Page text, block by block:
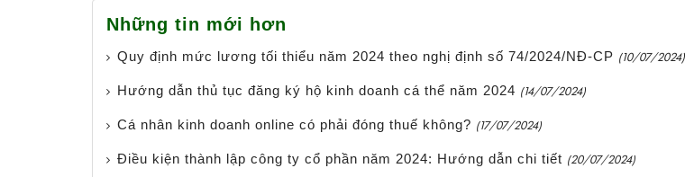
Những tin mới hơn
Quy định mức lương tối thiểu năm 2024 theo nghị định số 74/2024/NĐ-CP (10/07/2024)
Hướng dẫn thủ tục đăng ký hộ kinh doanh cá thể năm 2024 (14/07/2024)
Cá nhân kinh doanh online có phải đóng thuế không? (17/07/2024)
Điều kiện thành lập công ty cổ phần năm 2024: Hướng dẫn chi tiết (20/07/2024)